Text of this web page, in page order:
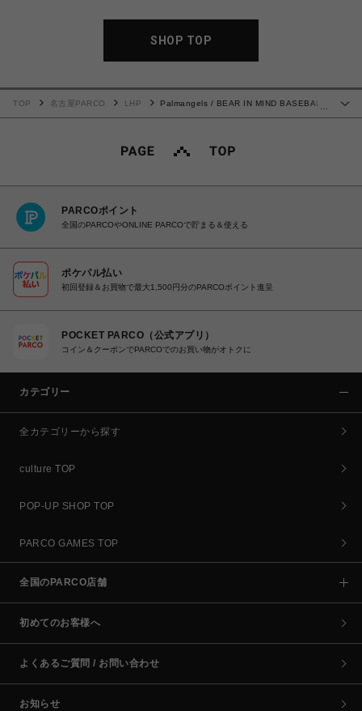
SHOP TOP
…
TOP 名古屋PARCO LHP
Palmangels / BEAR IN MIND BASEBALL
PARCOポイント
全国のPARCOやONLINE PARCOで貯まる＆使える
ポケパル払い
初回登録＆お買物で最大1,500円分のPARCOポイント進呈
POCKET PARCO（公式アプリ）
コイン＆クーポンでPARCOでのお買い物がオトクに
カテゴリー
全カテゴリーから探す
culture TOP
POP-UP SHOP TOP
PARCO GAMES TOP
全国のPARCO店舗
初めてのお客様へ
よくあるご質問 / お問い合わせ
お知らせ